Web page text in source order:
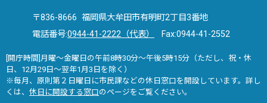
〒836-8666 福岡県大牟田市有明町2丁目3番地
電話番号:0944-41-2222（代表） Fax:0944-41-2552
[開庁時間]月曜～金曜日の午前8時30分～午後5時15分（ただし、祝・休
日、12月29日～翌年1月3日を除く）
※毎月、原則第２日曜日に市民課などの休日窓口を開設しています。詳し
くは、 休日に開設する窓口のページをご覧ください。